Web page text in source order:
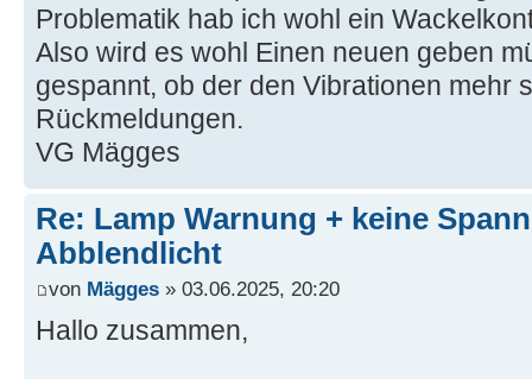
Problematik hab ich wohl ein
Also wird es wohl Einen neuen geben
gespannt, ob der den Vibrationen mehr
Rückmeldungen.
VG Mägges
Re: Lamp Warnung + keine
Abblendlicht
von Mägges » 03.06.2025, 20:20
Hallo zusammen,